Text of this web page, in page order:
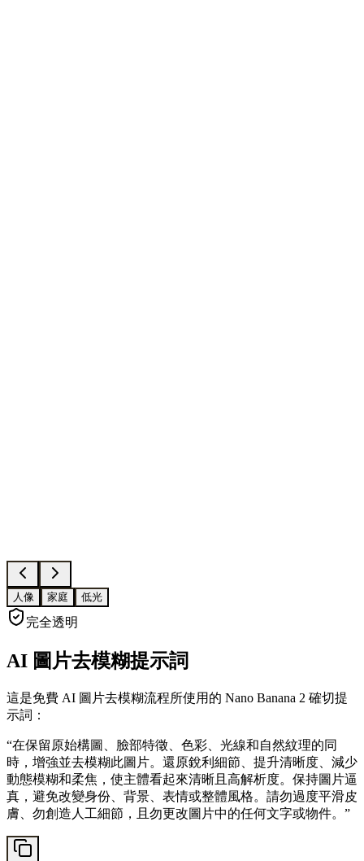
人像 家庭 低光
完全透明
AI 圖片去模糊提示詞
這是免費 AI 圖片去模糊流程所使用的 Nano Banana 2 確切提
示詞：
“在保留原始構圖、臉部特徵、色彩、光線和自然紋理的同
時，增強並去模糊此圖片。還原銳利細節、提升清晰度、減少
動態模糊和柔焦，使主體看起來清晰且高解析度。保持圖片逼
真，避免改變身份、背景、表情或整體風格。請勿過度平滑皮
膚、勿創造人工細節，且勿更改圖片中的任何文字或物件。 ”